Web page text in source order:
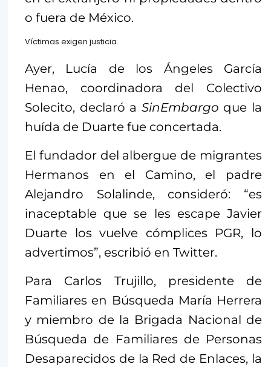
o fuera de México.
Víctimas exigen justicia.
Ayer, Lucía de los Ángeles García
Henao, coordinadora del Colectivo
Solecito, declaró a SinEmbargo que la
huída de Duarte fue concertada.
El fundador del albergue de migrantes
Hermanos en el Camino, el padre
Alejandro Solalinde, consideró: “es
inaceptable que se les escape Javier
Duarte los vuelve cómplices PGR, lo
advertimos”, escribió en Twitter.
Para Carlos Trujillo, presidente de
Familiares en Búsqueda María Herrera
y miembro de la Brigada Nacional de
Búsqueda de Familiares de Personas
Desaparecidos de la Red de Enlaces, la